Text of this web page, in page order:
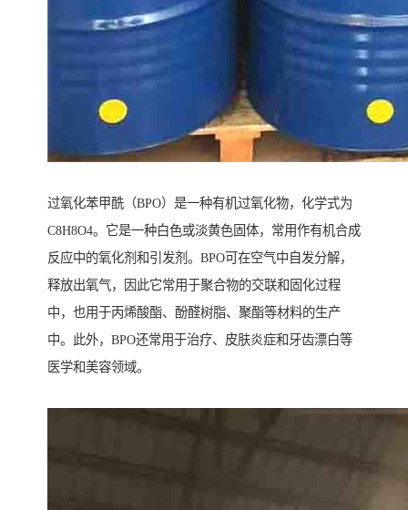
过氧化苯甲酰（BPO）是一种有机过氧化物，化学式为
C8H8O4。它是一种白色或淡黄色固体，常用作有机合成
反应中的氧化剂和引发剂。BPO可在空气中自发分解，
释放出氧气，因此它常用于聚合物的交联和固化过程
中，也用于丙烯酸酯、酚醛树脂、聚酯等材料的生产
中。此外，BPO还常用于治疗、皮肤炎症和牙齿漂白等
医学和美容领域。